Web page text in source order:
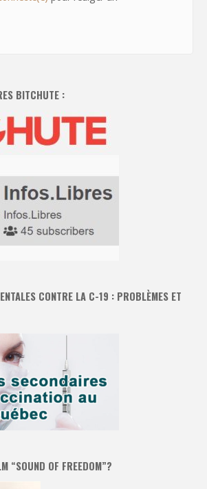
BITCHUTE :
CONTRE LA C-19 : PROBLÈMES ET
“SOUND OF FREEDOM”?